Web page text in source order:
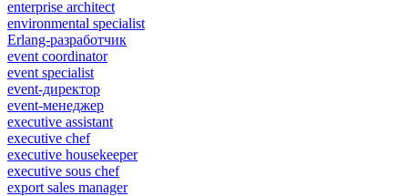
enterprise architect
environmental specialist
Erlang-разработчик
event coordinator
event specialist
event-директор
event-менеджер
executive assistant
executive chef
executive housekeeper
executive sous chef
export sales manager